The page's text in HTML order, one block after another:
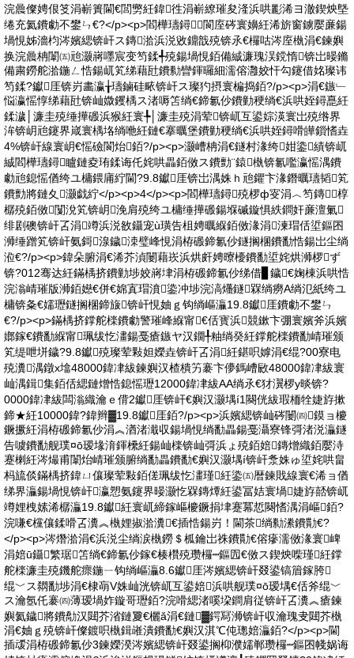
浣曟儏娉佷笅涓嶄簣閫€閭勶紝鍏徃涓嶄繚璀夋湰浜哄彲浠ヨ澈鍥炴墍
绻充氦鐨勮不鐢ㄣ€?</p><p>閻樺瓙鐞閬庢硶寰嬶紝浠旂窗鐪嬮亷鍚
堝悓姊濇枃涔嬪緦锛屽ス鏄湁浜涚敓鐤戠殑锛氶€欏咕涔庢槸涓€鍊嬩
换浣曟柟闈㈤兘灏嶈嚜宸变笉鍒╃殑鍚堝悓銆備絾濂瑰洖鎲惰锛岀暥鏅
備粛鐒舵湁鍦ㄥ悎鍚屼笂绨藉瓧鐨勬矕鍕曪細濡傛灉姣忓勾鑳借姳璨讳
笉鍒?钀厓锛岃畵瀛╁瓙鏀硅畩锛屽ス璨犳摂寰楄捣銆?/p><p>涓€鏃﹂
悩瀛愮惇绨藉瓧锛屾媺钁楀ス渚嗕笘绱€鍗氱仯鐨勭稉绱€浜哄姪鐞嗭紝
鍒濊│濂圭殑缍撶磤浜猴紝寰╄│濂圭殑涓荤锛屼互鍙婃渶寰岀殑绺界
洠锛岄兘鑳界嵅寰楀垎绱咃紝鏈€搴曞堡鐨勭稉绱€浜哄姪鐞嗗皣鎻愭垚
4%锛屽線寰岄€愮礆閬炲銆?/p><p>灏嶆柟涓€鐩村湪绔姏鍌績锛屼
絾閻樺瓙鐞矑鏈夌珛鍒诲仛姹哄畾銆傚ス鐨勯¨鎱槸锛氱嚂瀛愮湡鐨
勮兘鎴愮偤绔ユ槦鍡庯紵閫?9.8钀厓锛岀湡姝ｈ兘鑺卞湪鐕曞瓙韬笂
鐨勯將鏈夊灏戯紵</p><p>4</p><p>閻樺瓙鐞殑椤ф叜涓︿笉鏄椁
樼殑銆傚闅涗笂锛岄浼肩殑绔ユ槦缍撶磤鍚堢磩鏇惧紩鐧奸亷澶氭
绯剧礇锛屽叾涓竴浜涚敋鑷宠ù璜告柤娉曞緥銆傚湪涓湅瑁佸垽鏂囨
浉缍蹭笂锛屽氨鎶湶鐬洓璧峰悓涓栫磤鍗氱仯鐩搁棞鐨勫悎鍚岀尘绱
涖€?/p><p>鍏朵腑涓€浠芥湞闄藉崁浜烘皯娉曢櫌鐨勫垽姹烘浉椤ず
锛?012骞达紝鏋楀挤鐨勭埗姣嶈垏涓栫磤鍗氱仯绨借▊鐬€婅棟浜哄悎
浣滃崝璀版浉銆嬨€併€婂寘瑁濆鍌冲埗浣滈爡鐩槑绱癆A绱氾紙绔ユ
槦锛夈€嬬瓑鐩搁棞鍗旇锛屽悓妯ｇ钩绱嶇灜19.8钀厓鐨勮不鐢ㄣ
€?/p><p>鏋楀挤鐣舵檪鐨勮警璀峰緥甯€佸寳浜競鏉卞弸寰嬪斧浜嬪
嫏鎵€鐨勫緥甯珮绂忔澅鍚戞瘡鏃ヤ汉鐗╀粙绱癸紝鐣舵檪鐨勫崝璀颁
笂缇呭垪鐬?9.8钀殑璨荤敤妲嬫垚锛屽叾涓紝鍖呮嫭涓€绲?00寮电
殑瀵湡鐓х墖48000鍏冿紱鍊嬩汉楂樻竻褰卞儚鎷嶆敐48000鍏冿紱寰
屾湡鍓集銆佸緦鏈熷悎鎴愮瓑12000鍏冿紱AA绱氶€犲瀷椤у晱锛?
0000鍏冿紱闆滃織瀹ｅ偝2钀厓锛屽€嬩汉灏堣í1闋侊紱瑕栭牷婕斿摗
鍗★紝10000鍏?鍏辫▓19.8钀厓銆?/p><p>浜嬪緦锛屾硶闄㈣鏌ョ櫦
鐝撅紝涓栫磤鍗氱仯涓︽湭渚濈収鍚堝悓绱勫畾鍚戞灄寮锋彁渚涚灜鐩
告噳鐨勫舰璞¤ō瑷堟湇鍕欙紝鍚屾檪锛屾彁浜ょ殑銆婄鏄熷織銆嬮洔
蹇楋紝涔熶甫闈炲崝璀颁腑绱勫畾鐨勫€嬩汉灏堣í锛屽洜姝ゅ垽姹哄畠
杩旈倓鏋楀挤鍏ㄩ儴璨荤敤銆傞珮绂忔澅瑾紝鍌㈤暦鍊戝線寰€浠ョ偤
绨界灜鍚堝悓锛屽瀛愬氨鑳界暥灏忔槑鏄燂紝鍙冨姞寰堝婕斿嚭锛屼
竴娌栧嫊浠樼灜19.8钀紝寰屼締鎵嶇櫦鐝捐垏蹇冪悊闋愭湡涓嶇銆?
浣嗛€欓儴鍒嗗叾瀵︽槸娌掓湁瀵€插悎鍚岃！閫茶绱勬潫鐨勩€?
</p><p>涔熸湁涓€浜涚尘绱涙槸鐒＄柧鑰岀祩鐨勩€傛瘮濡傚湪寰崥
涓婄ū鑷繁琚笘绱€鍗氱仯鎵€楱欑殑瓒欏┉鏂囥€傚ス鍥炴喍瑾紝鐣
舵檪濂圭殑鐖舵瘝鍦ㄧ钩绱嶇灜8.6钀厓涔嬪緦锛屽叕鍙镐篃鎵胯
绲﹀ス閷勫埗涓€棣朚V姝屾洸锛屼互鍙婄浜哄舰璞¤ō瑷堣€佸斧绲﹀
ス瀹氬仛褰㈣薄瑷堝妰鏇哥瓑銆?浣嗗緦渚嗘垜鐧肩従锛屽叾瀵︽瘡鍊
嬩氦鐬將鐨勪汉閮芥渻鏈夐€欐ǎ涓€鏈▓鍔冩浉锛屽収瀹瑰叏閮芥槸
涓€妯ｇ殑锛屽儏鍍呮槸鍓嶉潰鐨勫€嬩汉淇℃伅璁婄灜銆?</p><p>閫
插叆涓栫磤鍗氱仯3鍊嬫湀涔嬪緦锛屽叕鍙搁枊濮嬬郸瓒欏┉鏂囨帴娲诲